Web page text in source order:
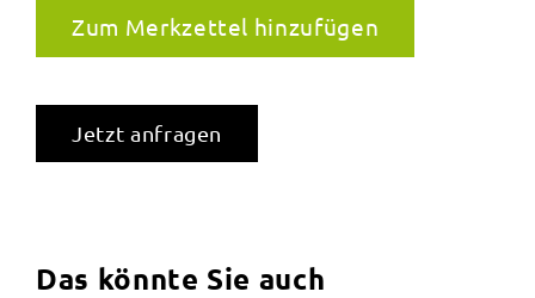
Zum Merkzettel hinzufügen
Jetzt anfragen
Das könnte Sie auch